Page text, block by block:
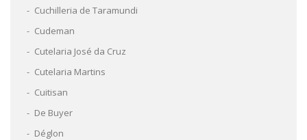
Cuchilleria de Taramundi
Cudeman
Cutelaria José da Cruz
Cutelaria Martins
Cuitisan
De Buyer
Déglon